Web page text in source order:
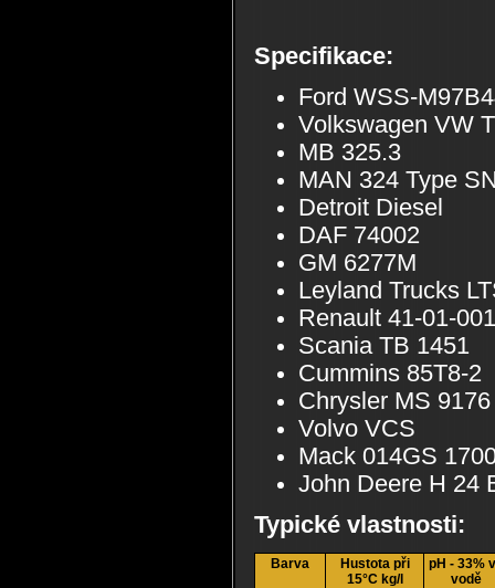
Specifikace:
Ford WSS-
Volkswagen VW
MB 325.3
MAN 324 Type
Detroit Diesel
DAF 74002
GM 6277M
Leyland Trucks
Renault 41-01-
Scania TB 1451
Cummins 85T8-2
Chrysler MS 9176
Volvo VCS
Mack 014GS
John Deere H 24
Typické vlastnosti:
Barva
Hustota při
15°C kg/l
pH - 33%
vodě